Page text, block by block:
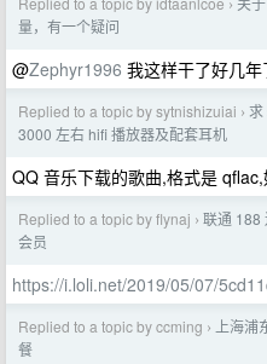
›
量，有一个疑问
@Zephyr1996 我这样干了好几年
Replied to a topic by sytnishizuiai › 求
3000 左右 hifi 播放器及配套耳机
QQ 音乐下载的歌曲,格式是
Replied to a topic by flynaj › 联通 188
会员
https://i.loli.net/2019/05/07/
Replied to a topic by ccming ›
上海
餐